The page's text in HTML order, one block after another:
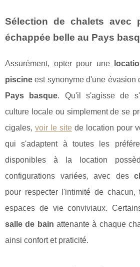
Sélection de chalets avec
échappée belle au Pays
Assurément, opter pour une
piscine est synonyme d'une évasion
Pays basque. Qu'il s'agisse de
culture locale ou simplement de se
cigales, voir le site de location pour
qui s'adaptent à toutes les
disponibles à la location
configurations variées, avec des
pour respecter l'intimité de chacun,
espaces de vie conviviaux.
salle de bain attenante à chaque
ainsi confort et praticité.